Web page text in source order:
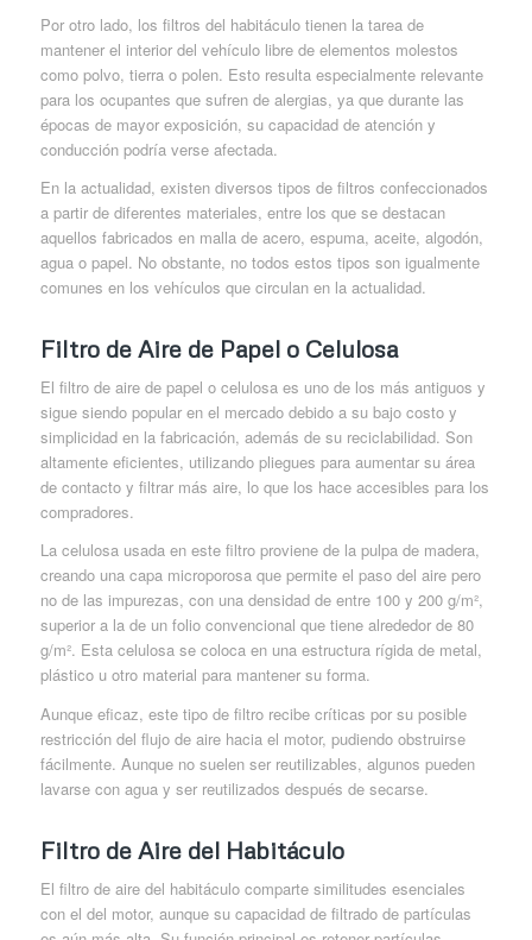
Por otro lado, los filtros del habitáculo tienen la tarea de
mantener el interior del vehículo libre de elementos molestos
como polvo, tierra o polen. Esto resulta especialmente relevante
para los ocupantes que sufren de alergias, ya que durante las
épocas de mayor exposición, su capacidad de atención y
conducción podría verse afectada.
En la actualidad, existen diversos tipos de filtros confeccionados
a partir de diferentes materiales, entre los que se destacan
aquellos fabricados en malla de acero, espuma, aceite, algodón,
agua o papel. No obstante, no todos estos tipos son igualmente
comunes en los vehículos que circulan en la actualidad.
Filtro de Aire de Papel o Celulosa
El filtro de aire de papel o celulosa es uno de los más antiguos y
sigue siendo popular en el mercado debido a su bajo costo y
simplicidad en la fabricación, además de su reciclabilidad. Son
altamente eficientes, utilizando pliegues para aumentar su área
de contacto y filtrar más aire, lo que los hace accesibles para los
compradores.
La celulosa usada en este filtro proviene de la pulpa de madera,
creando una capa microporosa que permite el paso del aire pero
no de las impurezas, con una densidad de entre 100 y 200 g/m²,
superior a la de un folio convencional que tiene alrededor de 80
g/m². Esta celulosa se coloca en una estructura rígida de metal,
plástico u otro material para mantener su forma.
Aunque eficaz, este tipo de filtro recibe críticas por su posible
restricción del flujo de aire hacia el motor, pudiendo obstruirse
fácilmente. Aunque no suelen ser reutilizables, algunos pueden
lavarse con agua y ser reutilizados después de secarse.
Filtro de Aire del Habitáculo
El filtro de aire del habitáculo comparte similitudes esenciales
con el del motor, aunque su capacidad de filtrado de partículas